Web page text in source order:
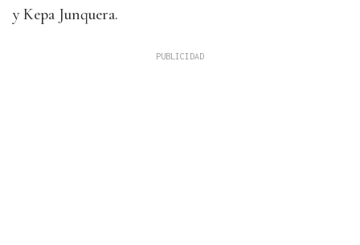
y Kepa Junquera.